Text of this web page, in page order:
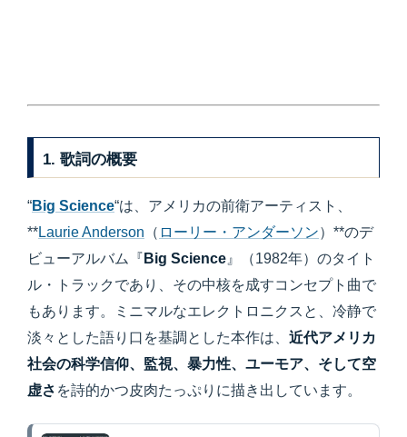
1. 歌詞の概要
“Big Science“は、アメリカの前衛アーティスト、
**Laurie Anderson （ ローリー・アンダーソン）**のデ
ビューアルバム『 Big Science』（1982年）のタイト
ル・トラックであり、その中核を成すコンセプト曲で
もあります。ミニマルなエレクトロニクスと、冷静で
淡々とした語り口を基調とした本作は、 近代アメリカ
社会の科学信仰、監視、暴力性、ユーモア、そして空
虚さ を詩的かつ皮肉たっぷりに描き出しています。